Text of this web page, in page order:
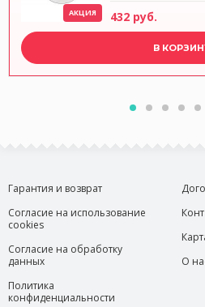
АКЦИЯ 432 руб.
В
Гарантия и возврат
Согласие на использование
cookies
Согласие на обработку
данных
Политика
конфиденциальности
О